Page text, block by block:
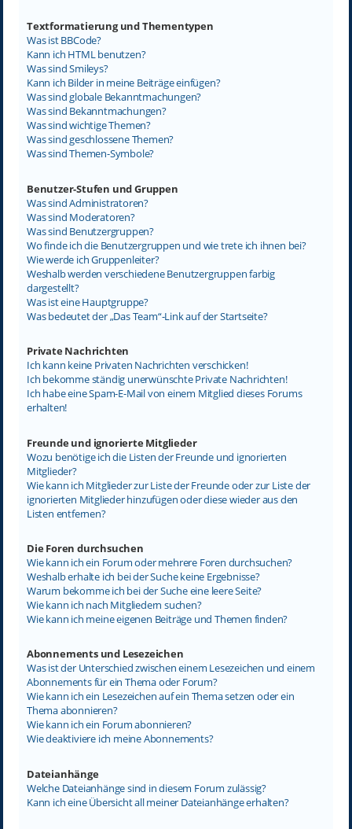
Textformatierung und Thementypen
Was ist BBCode?
Kann ich HTML benutzen?
Was sind Smileys?
Kann ich Bilder in meine Beiträge einfügen?
Was sind globale Bekanntmachungen?
Was sind Bekanntmachungen?
Was sind wichtige Themen?
Was sind geschlossene Themen?
Was sind Themen-Symbole?
Benutzer-Stufen und Gruppen
Was sind Administratoren?
Was sind Moderatoren?
Was sind Benutzergruppen?
Wo finde ich die Benutzergruppen und wie trete ich ihnen bei?
Wie werde ich Gruppenleiter?
Weshalb werden verschiedene Benutzergruppen farbig
dargestellt?
Was ist eine Hauptgruppe?
Was bedeutet der „Das Team“-Link auf der Startseite?
Private Nachrichten
Ich kann keine Privaten Nachrichten verschicken!
Ich bekomme ständig unerwünschte Private Nachrichten!
Ich habe eine Spam-E-Mail von einem Mitglied dieses Forums
erhalten!
Freunde und ignorierte Mitglieder
Wozu benötige ich die Listen der Freunde und ignorierten
Mitglieder?
Wie kann ich Mitglieder zur Liste der Freunde oder zur Liste der
ignorierten Mitglieder hinzufügen oder diese wieder aus den
Listen entfernen?
Die Foren durchsuchen
Wie kann ich ein Forum oder mehrere Foren durchsuchen?
Weshalb erhalte ich bei der Suche keine Ergebnisse?
Warum bekomme ich bei der Suche eine leere Seite?
Wie kann ich nach Mitgliedern suchen?
Wie kann ich meine eigenen Beiträge und Themen finden?
Abonnements und Lesezeichen
Was ist der Unterschied zwischen einem Lesezeichen und einem
Abonnements für ein Thema oder Forum?
Wie kann ich ein Lesezeichen auf ein Thema setzen oder ein
Thema abonnieren?
Wie kann ich ein Forum abonnieren?
Wie deaktiviere ich meine Abonnements?
Dateianhänge
Welche Dateianhänge sind in diesem Forum zulässig?
Kann ich eine Übersicht all meiner Dateianhänge erhalten?